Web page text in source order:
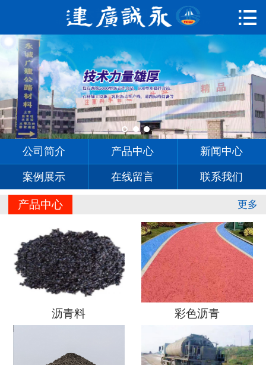
 首页
公司简介
产品中心
新闻中心
案例展示
在线留言

公司简介 产品中心 新闻中心
案例展示 在线留言 联系我们
更多
产品中心
沥青料 彩色沥青